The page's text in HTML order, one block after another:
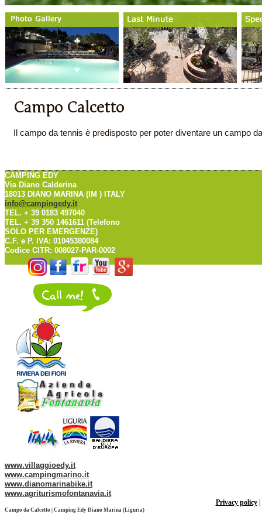
Campo Calcetto
Il campo da tennis è predisposto per poter diventare un campo
CAMPING EDY
Via Diano Calderina
18013 DIANO MARINA (IM ) ITALY
info@campingedy.it
TEL. + 39 0183 497040
TEL. + 39 350 1461611 (Telefono
SOLO PER EMERGENZE)
C.F. e P. IVA: 01045380084
Codice CITR: 008027-PAR-0002
www.villaggioedy.it
www.campingmarino.it
www.dianomarinabike.it
www.agriturismofontanavia.it
Privacy policy|
Campo da Calcetto | Camping Edy Diano Marina (Liguria)